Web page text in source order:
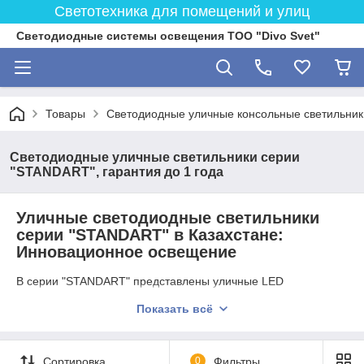
Светотехника для помещений и улиц
Светодиодные системы освещения ТОО "Divo Svet"
Товары Светодиодные уличные консольные
Светодиодные уличные cветильники серии
"STANDART", гарантия до 1 года
Уличные светодиодные светильники
серии "STANDART" в Казахстане:
Инновационное освещение
В серии "STANDART" представлены уличные LED
для освещения улиц, скверов и общественных пространств в
светильники сочетают в себе передовые технологии,
высокую эффективность и надежность, обеспечивая яркое и
Показать всё
Сортировка 0 Фильтры